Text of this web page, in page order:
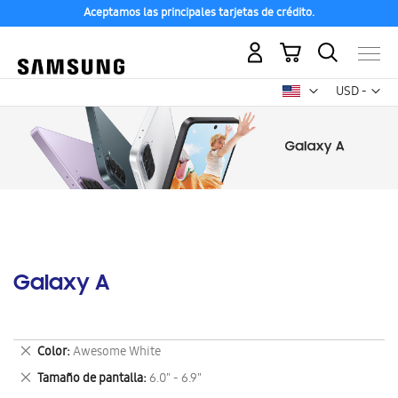
Aceptamos las principales tarjetas de crédito.
USD -
dólar
Mi carrito
Galaxy A
Color Awesome White
Eliminar
este
artículo
Tamaño de pantalla 6.0" - 6.9"
Eliminar